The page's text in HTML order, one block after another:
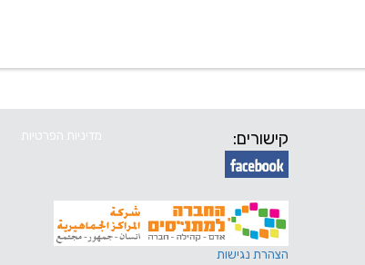
קישורים:
הצהרת נגישות
מדיניות הפרטיות